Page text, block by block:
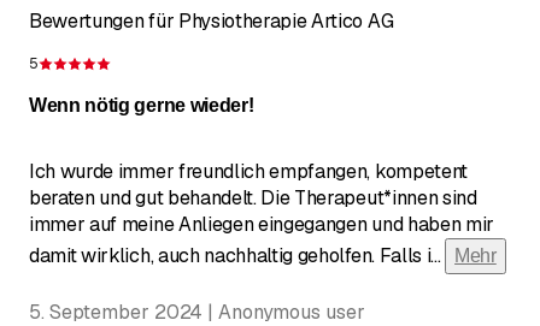
Bewertungen für Physiotherapie Artico AG
5
Wenn nötig gerne wieder!
Ich wurde immer freundlich empfangen, kompetent
beraten und gut behandelt. Die Therapeut*innen sind
immer auf meine Anliegen eingegangen und haben mir
damit wirklich, auch nachhaltig geholfen. Falls i... Mehr
5. September 2024 | Anonymous user